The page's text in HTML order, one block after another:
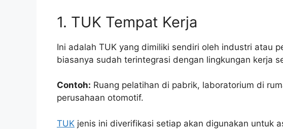
1. TUK Tempat Kerja
Ini adalah TUK yang dimiliki sendiri oleh industri atau
biasanya sudah terintegrasi dengan lingkungan kerja
Contoh: Ruang pelatihan di pabrik, laboratorium di
perusahaan otomotif.
TUK jenis ini diverifikasi setiap akan digunakan untuk